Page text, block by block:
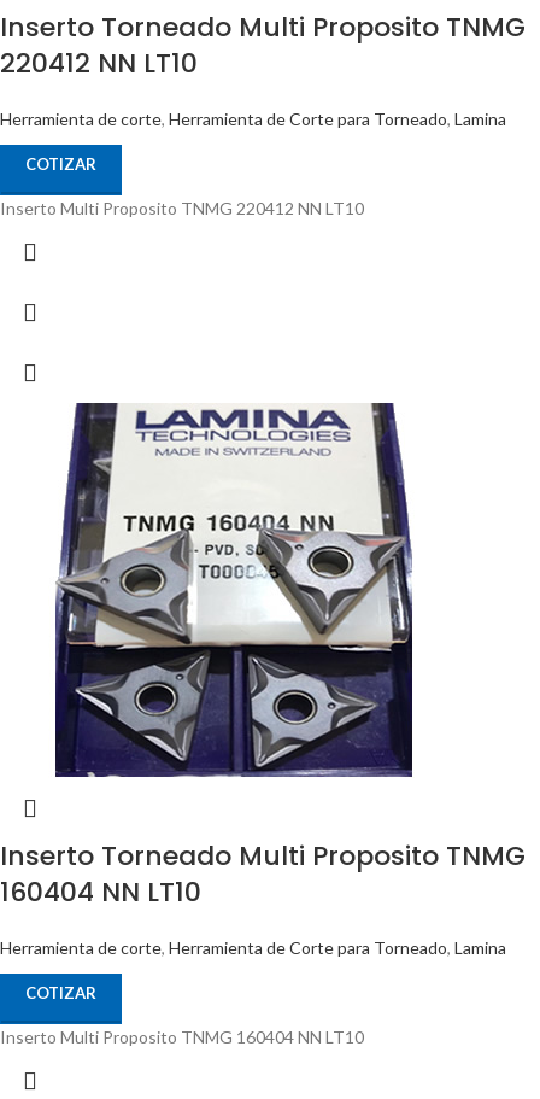
Inserto Torneado Multi Proposito TNMG
220412 NN LT10
Herramienta de corte, Herramienta de Corte para Torneado, Lamina
COTIZAR
Inserto Multi Proposito TNMG 220412 NN LT10
Inserto Torneado Multi Proposito TNMG
160404 NN LT10
Herramienta de corte, Herramienta de Corte para Torneado, Lamina
COTIZAR
Inserto Multi Proposito TNMG 160404 NN LT10